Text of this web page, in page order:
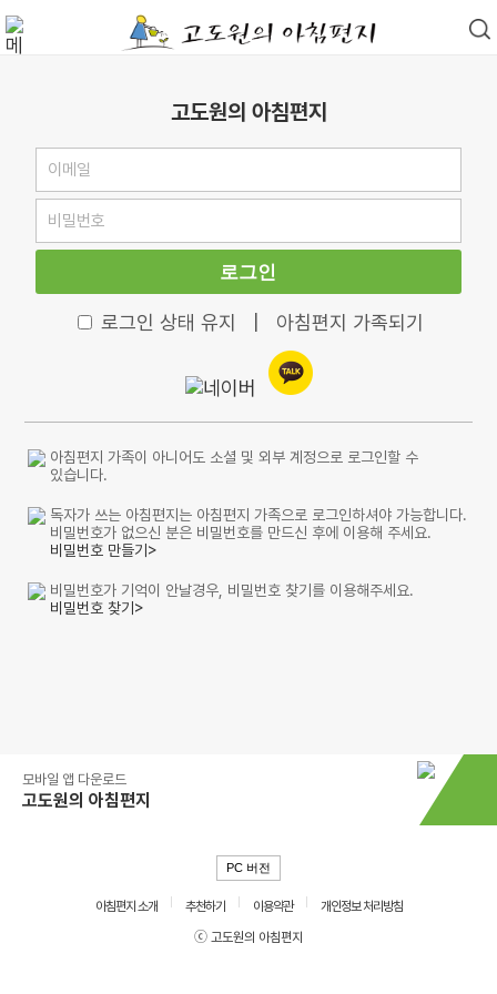
고도원의 아침편지
로그인
로그인 상태 유지 아침편지 가족되기
아침편지 가족이 아니어도 소셜 및 외부 계정으로 로그인할 수
있습니다.
독자가 쓰는 아침편지는 아침편지 가족으로 로그인하셔야 가능합니다.
비밀번호가 없으신 분은 비밀번호를 만드신 후에 이용해 주세요.
비밀번호 만들기>
비밀번호가 기억이 안날경우, 비밀번호 찾기를 이용해주세요.
비밀번호 찾기>
모바일 앱 다운로드
고도원의 아침편지
PC 버전
아침편지 소개 추천하기 이용약관
개인정보 처리방침
ⓒ 고도원의 아침편지